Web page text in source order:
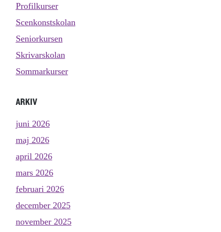
Profilkurser
Scenkonstskolan
Seniorkursen
Skrivarskolan
Sommarkurser
ARKIV
juni 2026
maj 2026
april 2026
mars 2026
februari 2026
december 2025
november 2025